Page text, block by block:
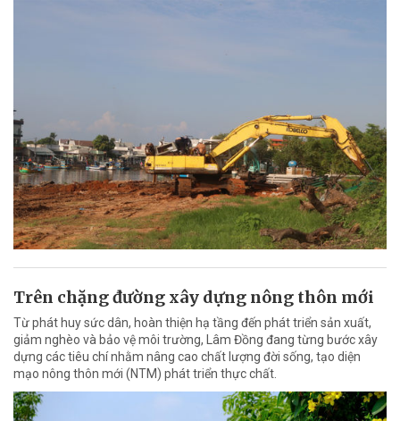
Trên chặng đường xây dựng nông thôn mới
Từ phát huy sức dân, hoàn thiện hạ tầng đến phát triển sản xuất,
giảm nghèo và bảo vệ môi trường, Lâm Đồng đang từng bước xây
dựng các tiêu chí nhằm nâng cao chất lượng đời sống, tạo diện
mạo nông thôn mới (NTM) phát triển thực chất.